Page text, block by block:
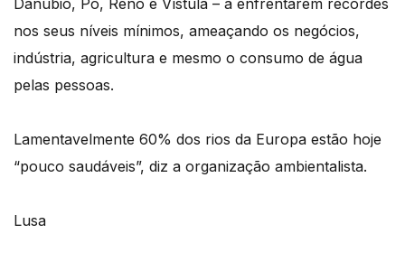
Danúbio, Pó, Reno e Vístula – a enfrentarem recordes
nos seus níveis mínimos, ameaçando os negócios,
indústria, agricultura e mesmo o consumo de água
pelas pessoas.
Lamentavelmente 60% dos rios da Europa estão hoje
“pouco saudáveis”, diz a organização ambientalista.
Lusa